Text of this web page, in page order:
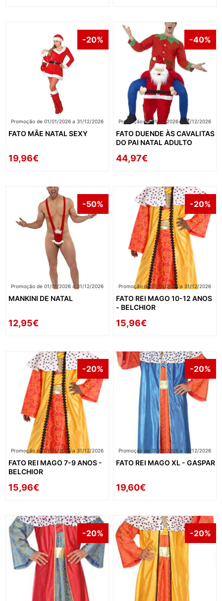
-20%
Promoção de 01/01/2026 a 31/12/2026
FATO MÃE NATAL SEXY
19,96€
-40%
Promoção de 01/01/2026 a 31/12/2026
FATO DUENDE ÀS CAVALITAS
DO PAI NATAL ADULTO
44,97€
-50%
Promoção de 01/01/2026 a 31/12/2026
MANKINI DE NATAL
12,95€
-20%
Promoção de 01/01/2026 a 31/12/2026
FATO REI MAGO 10-12 ANOS
- BELCHIOR
15,96€
-20%
Promoção de 01/01/2026 a 31/12/2026
FATO REI MAGO 7-9 ANOS -
BELCHIOR
15,96€
-20%
Promoção de 01/01/2026 a 31/12/2026
FATO REI MAGO XL - GASPAR
19,60€
-20% -20%